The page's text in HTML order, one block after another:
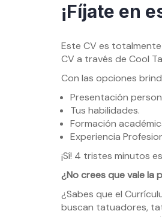
¡Fíjate en
Este CV es
CV a través de Cool
Con las opciones
Presentación
Tus habilidades.
Formación
Experiencia
¡Sí! 4 tristes minutos
¿No crees que vale la
¿Sabes que el
buscan tatuadores,